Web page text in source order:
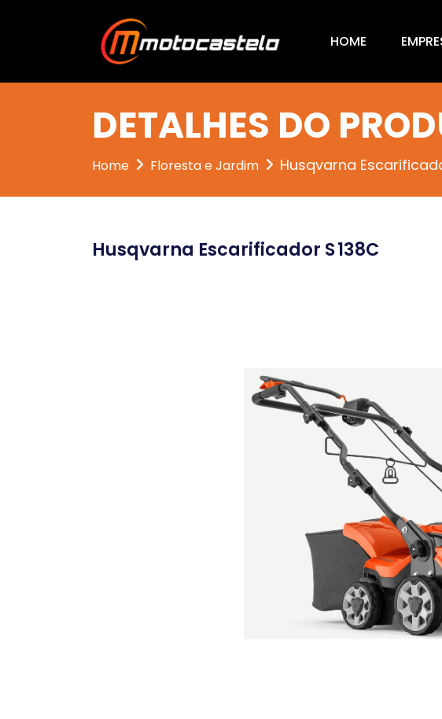
HOME
DETALHES DO
Home Floresta e Jardim Husqvarna
Husqvarna Escarificador S 138C